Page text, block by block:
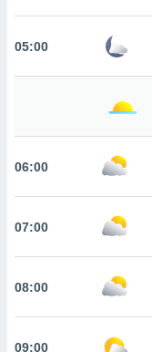
ao
todos os
no
um perfil
CONTINUAR
05:00
06:00
07:00
08:00
09:00